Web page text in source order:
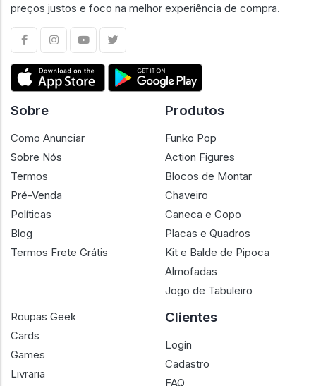
preços justos e foco na melhor experiência de compra.
Sobre
Como Anunciar
Sobre Nós
Termos
Pré-Venda
Políticas
Blog
Termos Frete Grátis
Produtos
Funko Pop
Action Figures
Blocos de Montar
Chaveiro
Caneca e Copo
Placas e Quadros
Kit e Balde de Pipoca
Almofadas
Jogo de Tabuleiro
Roupas Geek
Cards
Games
Livraria
Clientes
Login
Cadastro
FAQ